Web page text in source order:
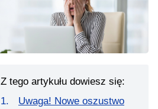
Z tego artykułu dowiesz się:
Uwaga! Nowe oszustwo